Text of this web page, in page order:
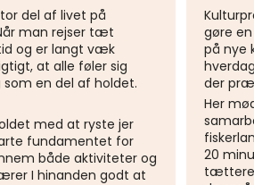
del af livet på
man rejser tæt
og er langt væk
at alle føler sig
en del af holdet.
med at ryste jer
fundamentet for
både aktiviteter og
I hinanden godt at
gøre
på nye
der
Her
20
tættere